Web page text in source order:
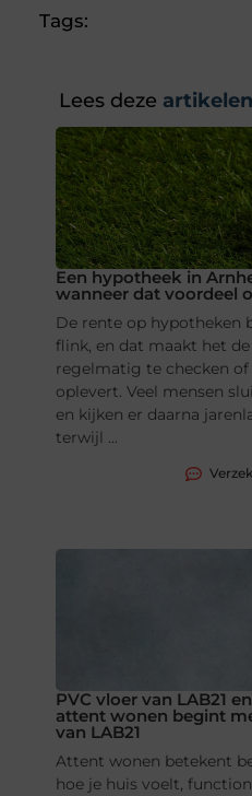
Tags:
Lees deze artikelen
Een hypotheek in
wanneer dat voordeel
De rente op hypotheken
flink, en dat maakt het
regelmatig te checken
oplevert. Veel mensen
en kijken er daarna
terwijl ...
PVC vloer van LAB21
attent wonen begint
van LAB21
Attent wonen betekent
hoe je huis voelt,